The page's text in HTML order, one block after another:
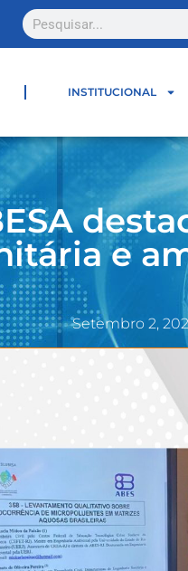
INSTITUCIONAL
e
Setembro 2,